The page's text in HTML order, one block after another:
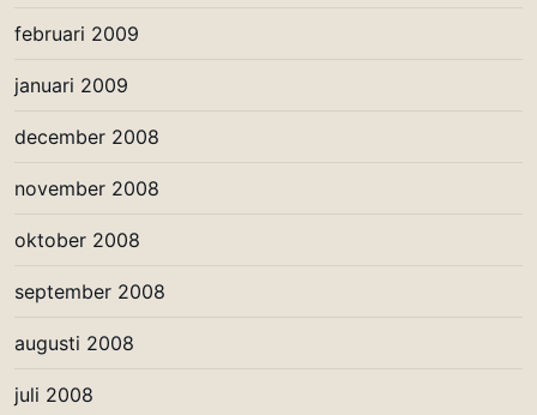
februari 2009
januari 2009
december 2008
november 2008
oktober 2008
september 2008
augusti 2008
juli 2008